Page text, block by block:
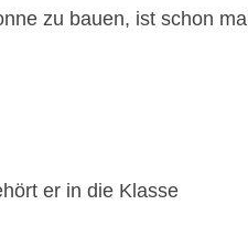
zu bauen, ist schon mal
er in die Klasse